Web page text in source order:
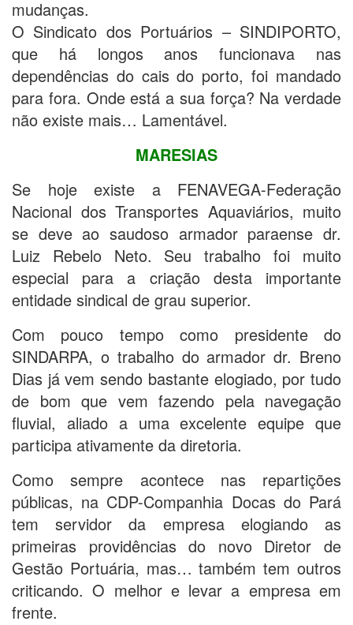
mudanças.
O Sindicato dos Portuários – SINDIPORTO,
que há longos anos funcionava nas
dependências do cais do porto, foi mandado
para fora. Onde está a sua força? Na verdade
não existe mais… Lamentável.
MARESIAS
Se hoje existe a FENAVEGA-Federação
Nacional dos Transportes Aquaviários, muito
se deve ao saudoso armador paraense dr.
Luiz Rebelo Neto. Seu trabalho foi muito
especial para a criação desta importante
entidade sindical de grau superior.
Com pouco tempo como presidente do
SINDARPA, o trabalho do armador dr. Breno
Dias já vem sendo bastante elogiado, por tudo
de bom que vem fazendo pela navegação
fluvial, aliado a uma excelente equipe que
participa ativamente da diretoria.
Como sempre acontece nas repartições
públicas, na CDP-Companhia Docas do Pará
tem servidor da empresa elogiando as
primeiras providências do novo Diretor de
Gestão Portuária, mas… também tem outros
criticando. O melhor e levar a empresa em
frente.